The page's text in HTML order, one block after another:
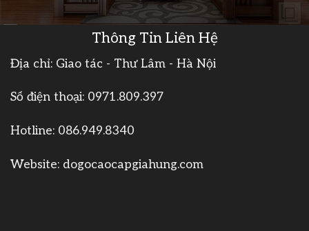
Thông Tin Liên Hệ
Địa chỉ: Giao tác - Thư Lâm - Hà Nội
Số điện thoại: 0971.809.397
Hotline: 086.949.8340
Website: dogocaocapgiahung.com